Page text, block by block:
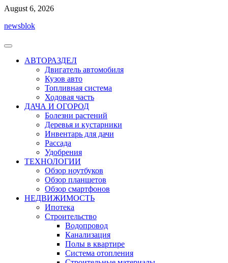
Перейти
содержимому
August 6, 2026
newsblok
АВТОРАЗДЕЛ
Двигатель автомобиля
Кузов авто
Топливная система
Ходовая часть
ДАЧА И ОГОРОД
Болезни растений
Деревья и кустарники
Инвентарь для дачи
Рассада
Удобрения
ТЕХНОЛОГИИ
Обзор ноутбуков
Обзор планшетов
Обзор смартфонов
НЕДВИЖИМОСТЬ
Ипотека
Строительство
Водопровод
Канализация
Полы в квартире
Система отопления